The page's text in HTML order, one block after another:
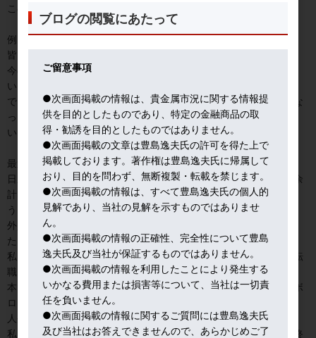
この違いは大きい。
例えば、私が、損が膨らみ、急性胃炎となった経験談を話しても、
皆はピンとこない。
今のディーラーは相場の修羅場をくぐることはないから、羨まし
い。
でも、私は、真の相場体験が出来たので、度胸はつき、動じなくな
った。
いまにして思えば、貴重な体験をさせてもらった。
最近、若手のディーラーから人生相談を受けたことがある。
日系の組織でディーラー職にあっても、ただ座っているだけで、余
計なこと、即ちリスクをとることが、許されず、物足りないとい
う。
外資系なら、もっと自由に出来るのではないか、との相談であっ
た。
私は、外資系でも今は行内リスク管理が厳しくなっているから、転
職など考えぬほうが良いと答えた。
本当にリスクをとるディーラーは１０年もすれば、心も体もボロボ
ロになる。
人生観も刹那的になる。
私は３６歳のとき、その限界を感じ、１２年のトレーダー生活に終
ブログの閲覧にあたって
ご留意事項
●次画面掲載の情報は、貴金属市況に関する情報提
供を目的としたものであり、特定の金融商品の取
得・勧誘を目的としたものではありません。
●次画面掲載の文章は豊島逸夫氏の許可を得た上で
掲載しております。著作権は豊島逸夫氏に帰属して
おり、目的を問わず、無断複製・転載を禁じます。
●次画面掲載の情報は、すべて豊島逸夫氏の個人的
見解であり、当社の見解を示すものではありませ
ん。
●次画面掲載の情報の正確性、完全性について豊島
逸夫氏及び当社が保証するものではありません。
●次画面掲載の情報を利用したことにより発生する
いかなる費用または損害等について、当社は一切責
任を負いません。
●次画面掲載の情報に関するご質問には豊島逸夫氏
及び当社はお答えできませんので、あらかじめご了